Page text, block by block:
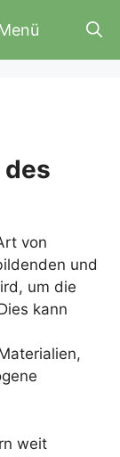
von
und
um die
kann
weit